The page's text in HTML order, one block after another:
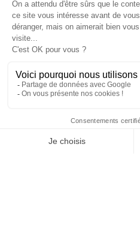
INFORMATIONS
NOS PARTENAIRES
HORAIRES
Copyright © 2026 Kayman